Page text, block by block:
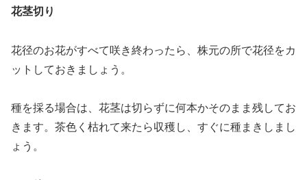
花茎切り
花径のお花がすべて咲き終わったら、株元の所で花径をカ
ットしておきましょう。
種を採る場合は、花茎は切らずに何本かそのまま残してお
きます。茶色く枯れて来たら収穫し、すぐに種まきしまし
ょう。